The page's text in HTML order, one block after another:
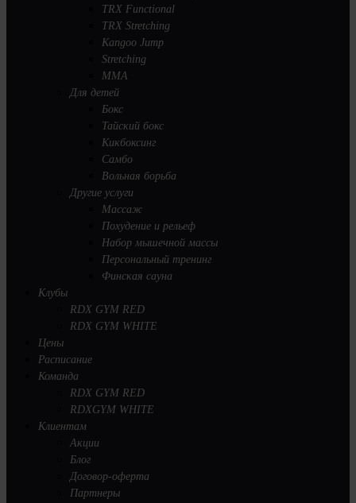
TRX Functional
TRX Stretching
Kangoo Jump
Stretching
MMA
Для детей
Бокс
Тайский бокс
Кикбоксинг
Самбо
Вольная борьба
Другие услуги
Массаж
Похудение и рельеф
Набор мышечной массы
Персональный тренинг
Финская сауна
Клубы
RDX GYM RED
RDX GYM WHITE
Цены
Расписание
Команда
RDX GYM RED
RDXGYM WHITE
Клиентам
Акции
Блог
Договор-оферта
Партнеры